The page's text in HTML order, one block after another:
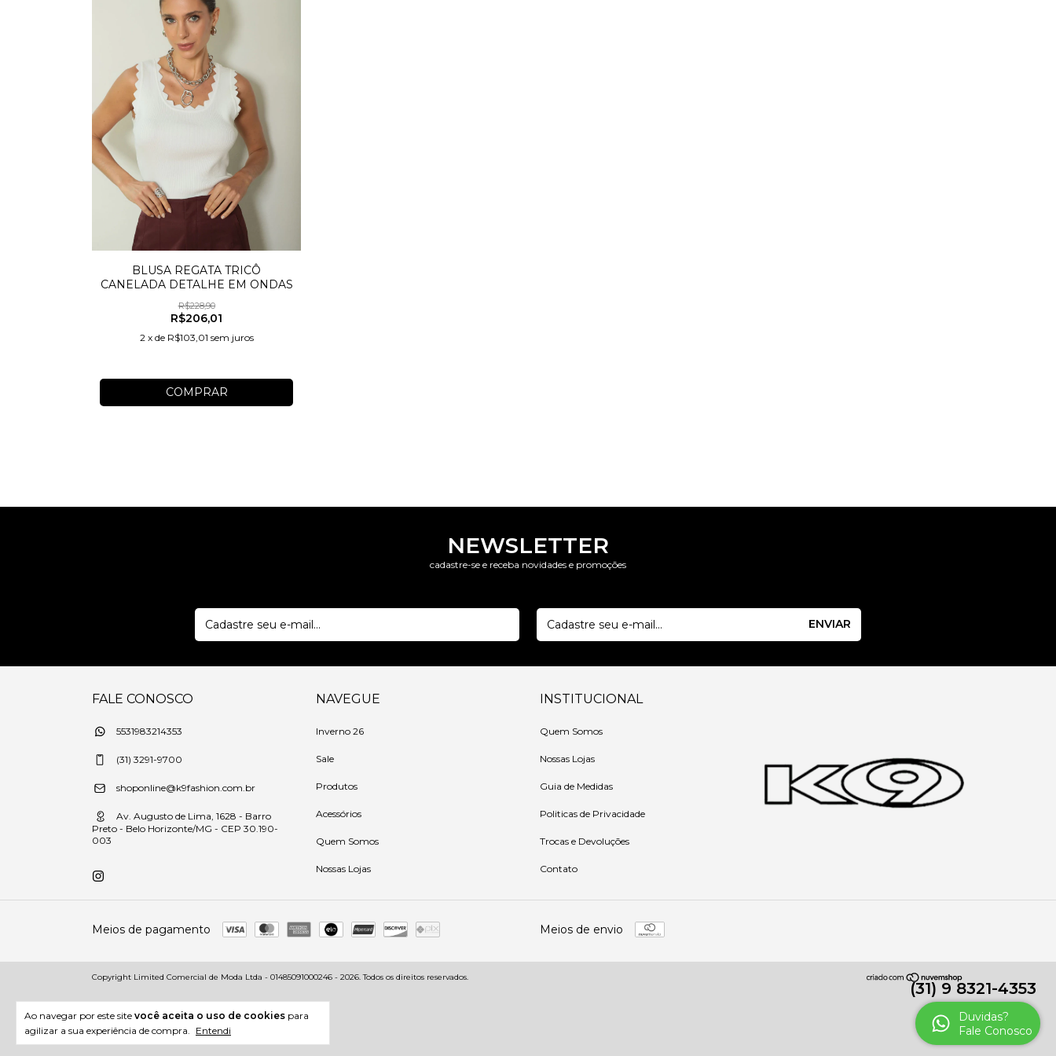
Ao navegar por este site você aceita o uso de cookies para
agilizar a sua experiência de compra. Entendi
BLUSA REGATA TRICÔ
CANELADA DETALHE EM ONDAS
R$228,90
R$206,01
2 x de R$103,01 sem juros
COMPRAR
(31) 9 8321-4353
Duvidas?
Fale Conosco
NEWSLETTER
cadastre-se e receba novidades e promoções
FALE CONOSCO
5531983214353
(31) 3291-9700
shoponline@k9fashion.com.br
Av. Augusto de Lima, 1628 - Barro
Preto - Belo Horizonte/MG - CEP 30.190-
003
NAVEGUE
Inverno 26
Sale
Produtos
Acessórios
Quem Somos
Nossas Lojas
INSTITUCIONAL
Quem Somos
Nossas Lojas
Guia de Medidas
Politicas de Privacidade
Trocas e Devoluções
Contato
Meios de pagamento Meios de envio
Copyright Limited Comercial de Moda Ltda - 01485091000246 - 2026. Todos os direitos reservados.